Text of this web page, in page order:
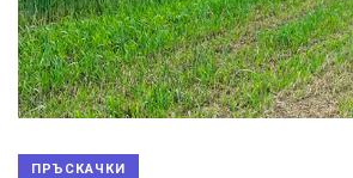
ПРЪСКАЧКИ